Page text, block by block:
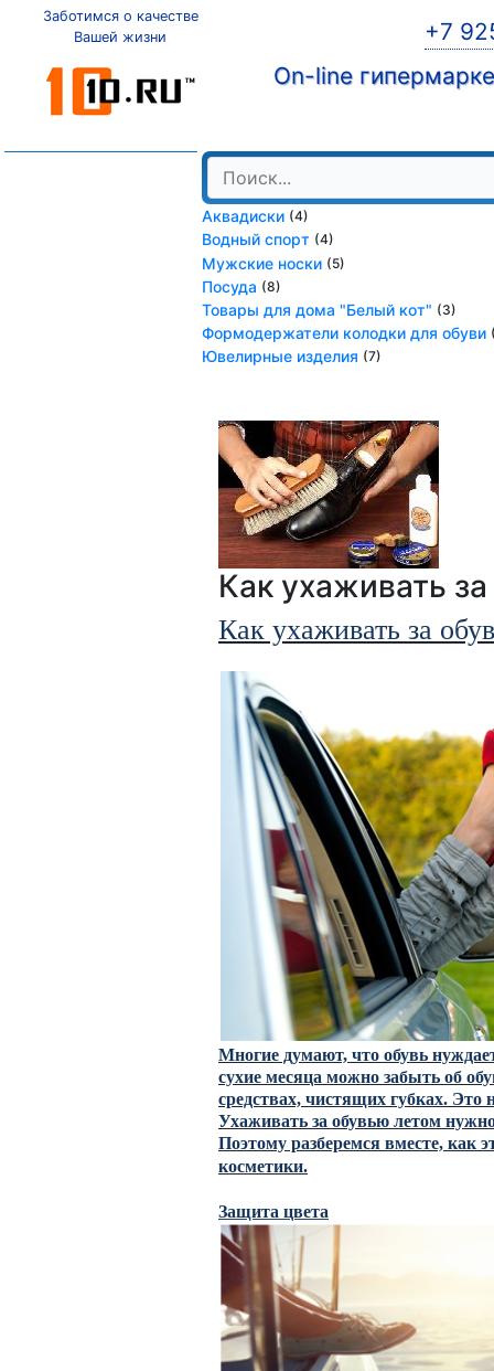
Заботимся о качестве
Вашей жизни
+7
On-line
Аквадиски (4)
Водный спорт (4)
Мужские носки (5)
Посуда (8)
Товары для дома "Белый кот" (3)
Формодержатели колодки для обуви
Ювелирные изделия (7)
Как ухаживать
Как ухаживать за
Многие думают, что обувь
сухие месяца можно забыть об
средствах, чистящих губках. Это
Ухаживать за обувью летом
Поэтому разберемся вместе, как
косметики.
Защита цвета